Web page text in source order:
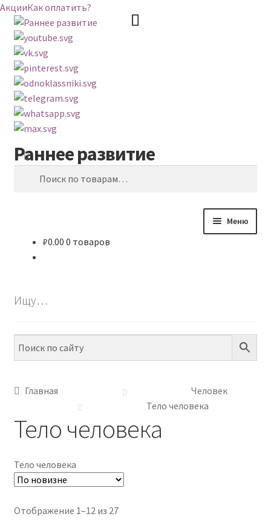
АкцииКак оплатить?
Перейти
к
навигации
Перейти
к
содержимому
Раннее развитие
Поиск
Меню
ПО НАВЫКАМ
АРТ СТУДИЯ
ИГРЫ НА ЛИПУЧКАХ
КОНТАКТЫ
₽0.00 0 товаров
Ищу…
Главная
Человек
Тело человека
Тело человека
Тело человека
Отображение 1–12 из 27Сортировка: